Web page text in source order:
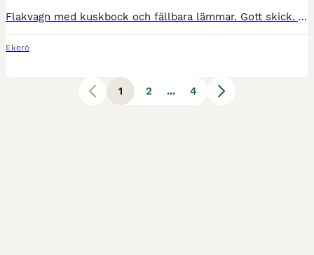
Flakvagn med kuskbock och fällbara lämmar. Gott skick. Vagnens mått i m: 3.70 (L) x 1.36 (B) Flakplan med uppfällda lämmar 1.25(B) x 2.37(L) Lämmhöjd 0.30(H) Från mark till flakplan 0.70(H) Någ
Ekerö
1 2 ... 4